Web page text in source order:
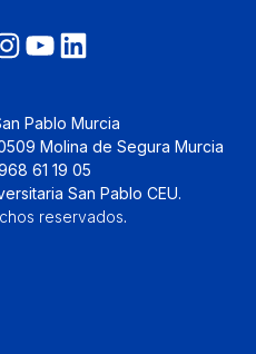
Pablo Murcia
Molina de Segura Murcia
61 19 05
San Pablo CEU.
reservados.